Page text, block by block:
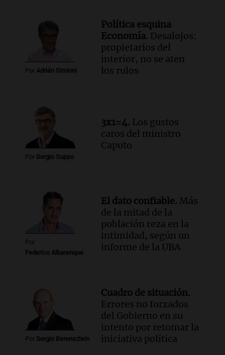
Por Adrián Simioni
Política esquina
Economía. Desalojos:
propietarios del
interior, no se aten
los rulos
Por Sergio Suppo
3x1=4. Los gustos
caros del ministro
Caputo
Por
Federico Albarenque
El dato confiable. Más
de la mitad de la
población reza en la
intimidad, según un
informe de la UBA
Por Sergio Berensztein
Cuadro de situación.
Errores no forzados
del Gobierno en su
intento por retomar la
iniciativa política